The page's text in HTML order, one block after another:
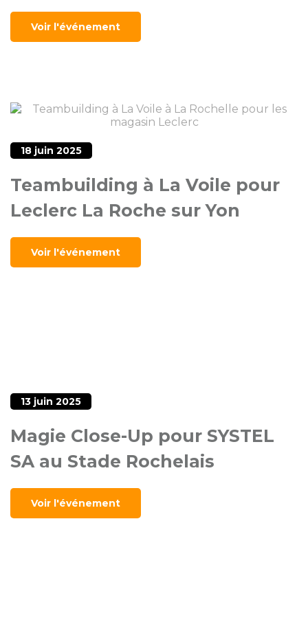
Voir l'événement
18 juin 2025
Teambuilding à La Voile pour
Leclerc La Roche sur Yon
Voir l'événement
13 juin 2025
Magie Close-Up pour SYSTEL
SA au Stade Rochelais
Voir l'événement